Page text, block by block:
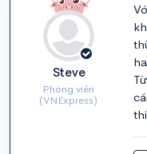
Steve
Phóng viên
(VNExpress)